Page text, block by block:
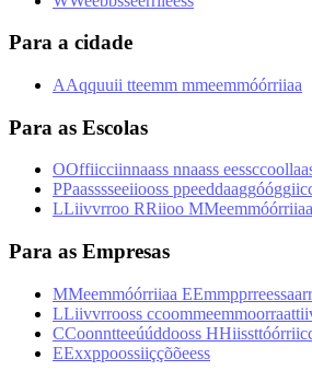
Para a cidade
AAqquuii tteemm mmeemmóórriiaa
Para as Escolas
OOffiicciinnaass nnaass eessccoollaa
PPaasssseeiiooss ppeeddaaggóóggiic
LLiivvrroo RRiioo MMeemmóórriiaa
Para as Empresas
MMeemmóórriiaa EEmmpprreessaarr
LLiivvrrooss ccoommeemmoorraattii
CCoonntteeúúddooss HHiissttóórriic
EExxppoossiiççõõeess